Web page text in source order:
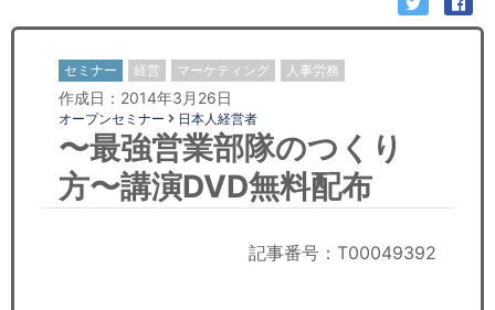
日本人にPR
コンサルティング
リサーチ
セミナー 経営 マーケティング 人事労務
作成日：2014年3月26日
オープンセミナー 日本人経営者
〜最強営業部隊のつくり
方〜講演DVD無料配布
記事番号：T00049392